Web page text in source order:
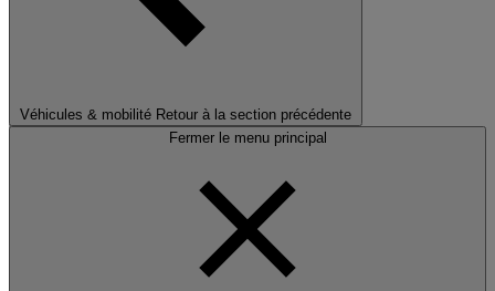
Véhicules & mobilité Retour à la section précédente
Fermer le menu principal